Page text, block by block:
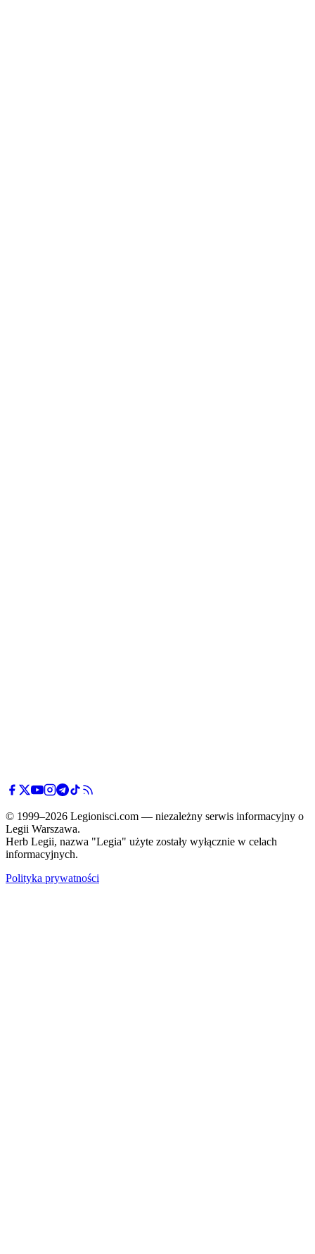
© 1999–2026 Legionisci.com — niezależny serwis informacyjny o
Legii Warszawa.
Herb Legii, nazwa "Legia" użyte zostały wyłącznie w celach
informacyjnych.
Polityka prywatności